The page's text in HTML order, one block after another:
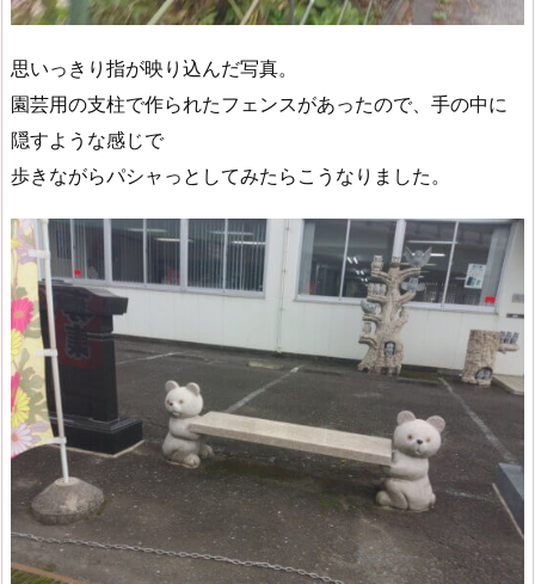
思いっきり指が映り込んだ写真。
園芸用の支柱で作られたフェンスがあったので、手の中に
隠すような感じで
歩きながらパシャっとしてみたらこうなりました。